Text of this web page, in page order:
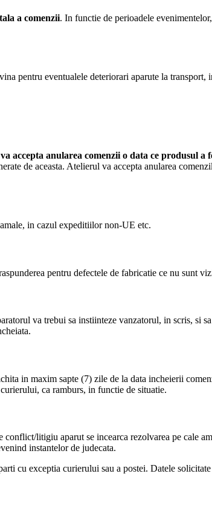
a comenzii. In functie de perioadele
pentru eventualele deteriorari aparute la transport,
accepta anularea comenzii o data ce produsul
de aceasta. Atelierul va accepta anularea
in cazul expeditiilor non-UE etc.
pentru defectele de fabricatie ce nu sunt
va trebui sa instiinteze vanzatorul, in scris, si
in maxim sapte (7) zile de la data incheierii
ca ramburs, in functie de situatie.
litigiu aparut se incearca rezolvarea pe cale
instantelor de judecata.
cu exceptia curierului sau a postei. Datele